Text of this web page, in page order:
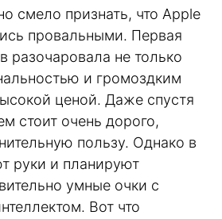
смело признать, что Apple
провальными. Первая
разочаровала не только
и громоздким
ценой. Даже спустя
стоит очень дорого,
пользу. Однако в
руки и планируют
умные очки с
Вот что